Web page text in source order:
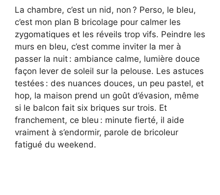
La chambre, c’est un nid, non ? Perso, le bleu,
c’est mon plan B bricolage pour calmer les
zygomatiques et les réveils trop vifs. Peindre les
murs en bleu, c’est comme inviter la mer à
passer la nuit : ambiance calme, lumière douce
façon lever de soleil sur la pelouse. Les astuces
testées : des nuances douces, un peu pastel, et
hop, la maison prend un goût d’évasion, même
si le balcon fait six briques sur trois. Et
franchement, ce bleu : minute fierté, il aide
vraiment à s’endormir, parole de bricoleur
fatigué du weekend.